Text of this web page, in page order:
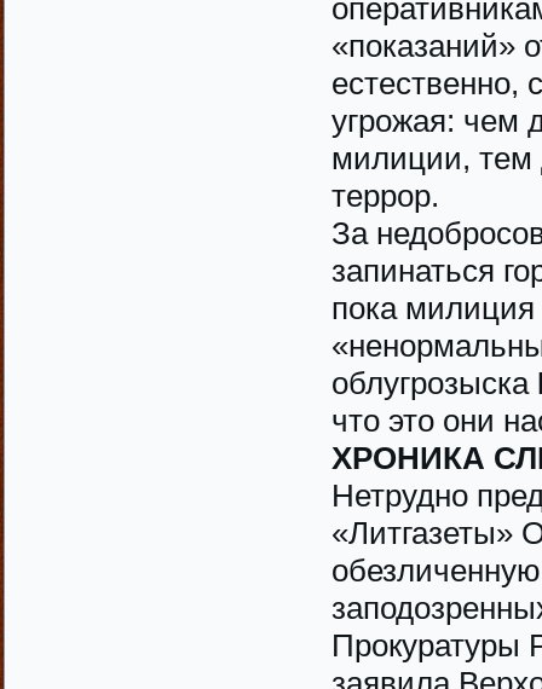
«показаний»
естественно,
угрожая: чем
милиции, тем
террор.
За
запинаться
пока
облугрозыска
что это они
ХРОНИКА
Нетрудно
«Литгазеты»
Прокуратуры